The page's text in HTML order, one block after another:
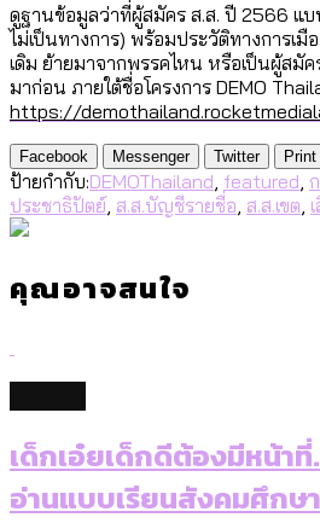
ดูฐานข้อมูลว่าที่ผู้สมัคร ส.ส. ปี 2566 แบ
ไม่เป็นทางการ) พร้อมประวัติทางการเมื
เดิม ย้ายมาจากพรรคไหน หรือเป็นผู้สมั
มาก่อน ภายใต้ชื่อโครงการ DEMO
https://
Facebook Messenger Twitter Print
ป้ายกำกับ:DEMOThailand featured
ประชาธิปัตย์, ส.ส.บัญชีรายชื่อ ส.ส.เขต
คุณอาจสนใจ
เด็กเอ๋ยเด็กดีต้องมีหน้า
อ่านแบบเรียนสังคมศึกษ